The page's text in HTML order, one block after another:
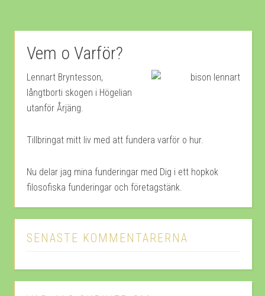
Vem o Varför?
Lennart Bryntesson,
långtborti skogen i Högelian
utanför Årjäng.
Tillbringat mitt liv med att fundera varför o hur.
Nu delar jag mina funderingar med Dig i ett hopkok
filosofiska funderingar och företagstänk.
SENASTE KOMMENTARERNA